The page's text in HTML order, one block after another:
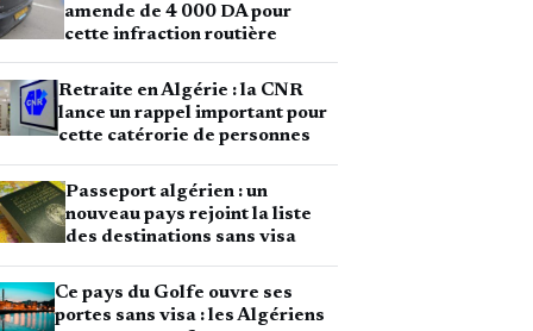
amende de 4 000 DA pour
cette infraction routière
Retraite en Algérie : la CNR
lance un rappel important pour
cette catérorie de personnes
Passeport algérien : un
nouveau pays rejoint la liste
des destinations sans visa
Ce pays du Golfe ouvre ses
portes sans visa : les Algériens